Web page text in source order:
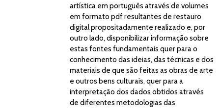
artística em português através de volumes
em formato pdf resultantes de restauro
digital propositadamente realizado e, por
outro lado, disponibilizar informação sobre
estas fontes fundamentais quer para o
conhecimento das ideias, das técnicas e dos
materiais de que são feitas as obras de arte
e outros bens culturais, quer para a
interpretação dos dados obtidos através
de diferentes metodologias das